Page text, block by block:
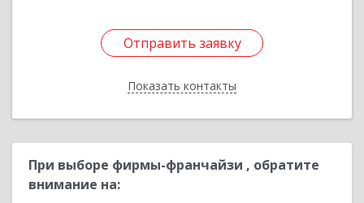
Отправить заявку
Показать контакты
Отправить заявку
Назад
При выборе фирмы-франчайзи , обратите
внимание на: